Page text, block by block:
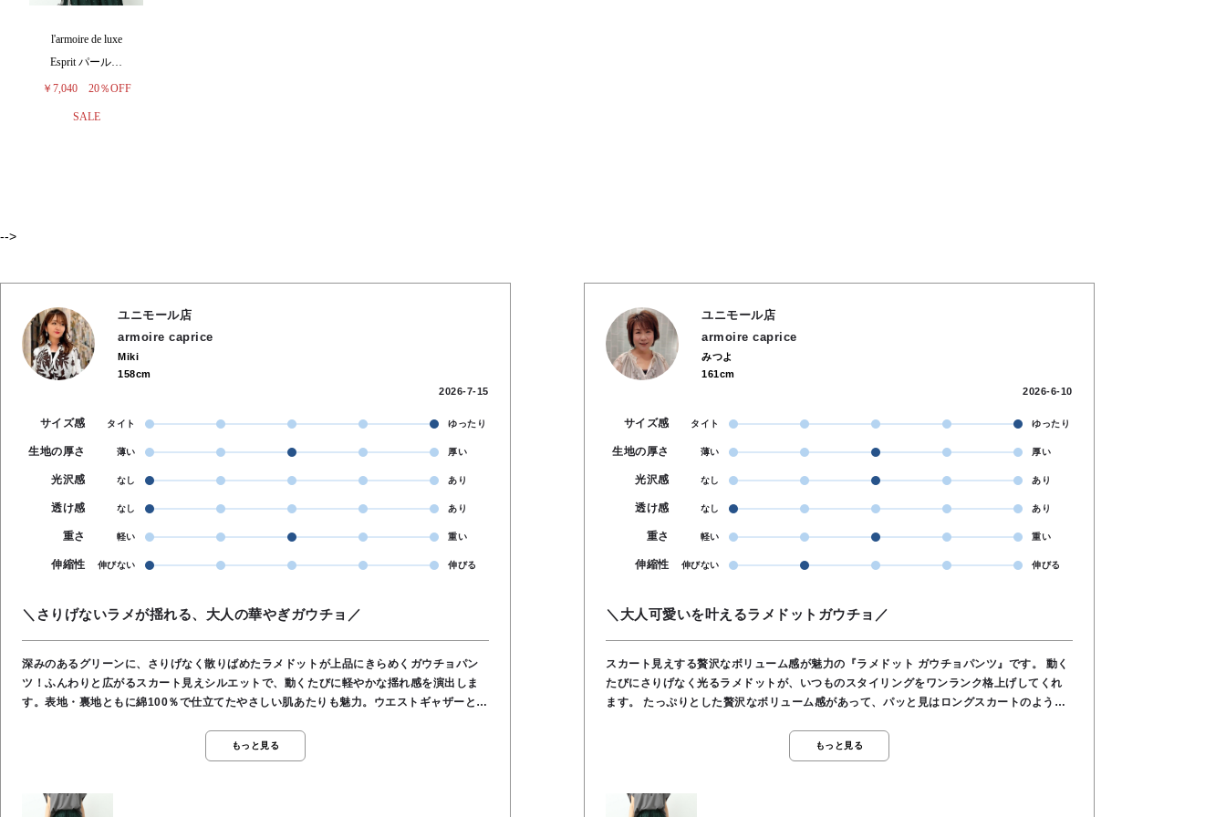
l'armoire de luxe
Esprit パール…
￥7,040 20％OFF
SALE
-->
ユニモール店
armoire caprice
Miki
158cm
2026-7-15
サイズ感 タイト ゆったり
生地の厚さ 薄い 厚い
光沢感 なし あり
透け感 なし あり
重さ 軽い 重い
伸縮性 伸びない 伸びる
＼さりげないラメが揺れる、大人の華やぎガウチョ／
深みのあるグリーンに、さりげなく散りばめたラメドットが上品にきらめくガウチョパン
ツ！ふんわりと広がるスカート見えシルエットで、動くたびに軽やかな揺れ感を演出しま
す。表地・裏地ともに綿100％で仕立てたやさしい肌あたりも魅力。ウエストギャザーとタ
ンプルなトップスを合わせるだけで、大人の抜け感スタイルが完成する一枚です。●裏地あ
り●サラっと涼しい●ウエストゴム●股上深め●ポケットあり●表地／綿100％, 裏地／綿
もっと見る
ユニモール店
armoire caprice
みつよ
161cm
2026-6-10
サイズ感 タイト ゆったり
生地の厚さ 薄い 厚い
光沢感 なし あり
透け感 なし あり
重さ 軽い 重い
伸縮性 伸びない 伸びる
＼大人可愛いを叶えるラメドットガウチョ／
スカート見えする贅沢なボリューム感が魅力の『ラメドット ガウチョパンツ』です。 動く
たびにさりげなく光るラメドットが、いつものスタイリングをワンランク格上げしてくれ
ます。 たっぷりとした贅沢なボリューム感があって、パッと見はロングスカートのように
トとは違って、光が当たるたびにさりげなくキラキラと輝くので、カジュアルになりすぎ
ず、大人の上品さを演出してくれます。 ウエストはゴムとリボンで調節できるリラクシー
る絶妙なグリーンは、今すぐ着るならグレーや白のTシャツでラフに合わせるのがおすすめ
もっと見る